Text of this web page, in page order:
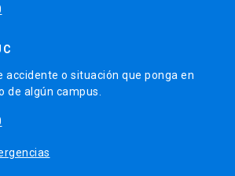
accidente o situación que ponga en
de algún campus.